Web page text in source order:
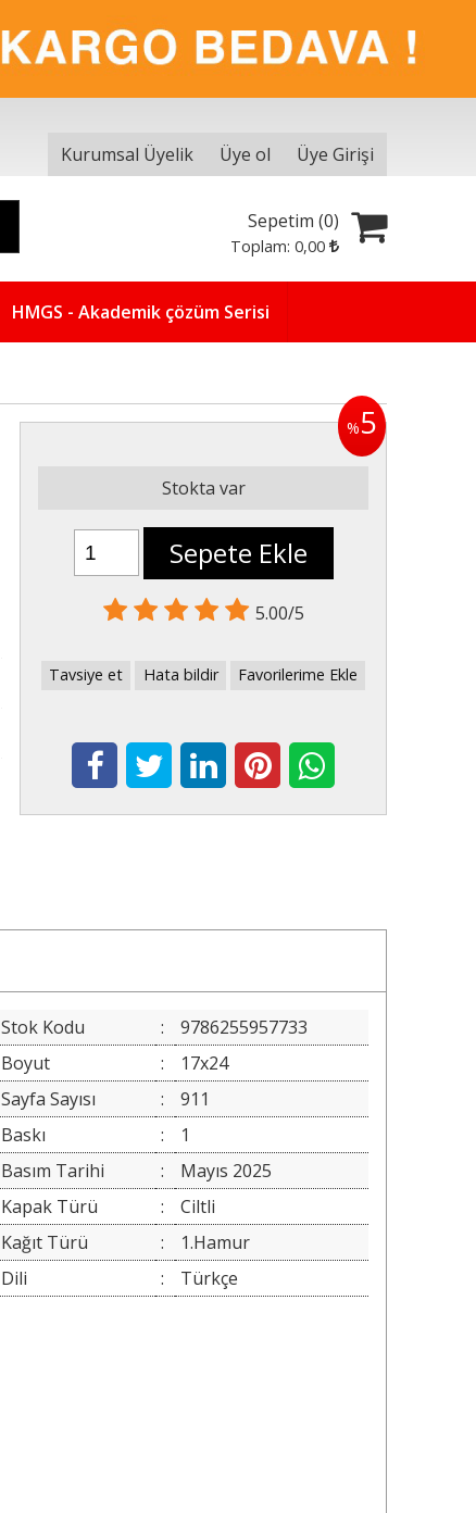
Kurumsal Üyelik Üye ol Üye Girişi
Sepetim (0)
Toplam:0,00
HMGS - Akademik çözüm Serisi
%5
Stokta var
Sepete Ekle
5.00/5
Tavsiye et Hata bildir Favorilerime Ekle
Stok Kodu :
9786255957733
Boyut
:
17x24
Sayfa Sayısı
:
911
Baskı
:
1
Basım Tarihi
:
Mayıs 2025
Kapak Türü
:
Ciltli
Kağıt Türü
:
1.Hamur
Dili
: Türkçe